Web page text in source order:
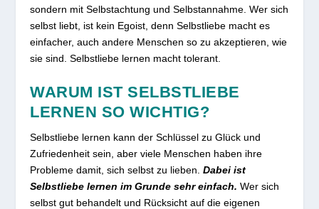
sondern mit Selbstachtung und Selbstannahme. Wer sich
selbst liebt, ist kein Egoist, denn Selbstliebe macht es
einfacher, auch andere Menschen so zu akzeptieren, wie
sie sind. Selbstliebe lernen macht tolerant.
WARUM IST SELBSTLIEBE
LERNEN SO WICHTIG?
Selbstliebe lernen kann der Schlüssel zu Glück und
Zufriedenheit sein, aber viele Menschen haben ihre
Probleme damit, sich selbst zu lieben.Dabei ist
Selbstliebe lernen im Grunde sehr einfach.Wer sich
selbst gut behandelt und Rücksicht auf die eigenen